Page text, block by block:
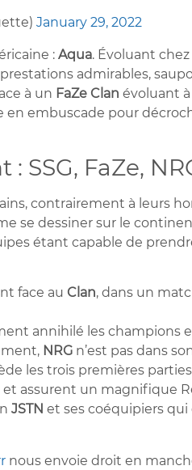
January 29, 2022
:Aqua. Évoluant chez
admirables,
à un FaZe Clan évoluant
en embuscade pour
SSG, FaZe,
contrairement à leurs
se dessiner sur le
étant capable de
face auClan, dans un
annihilé les champions
NRG n’est pas dans
les trois premières
assurent un magnifique
JSTN et ses coéquipiers
nous envoie droit en